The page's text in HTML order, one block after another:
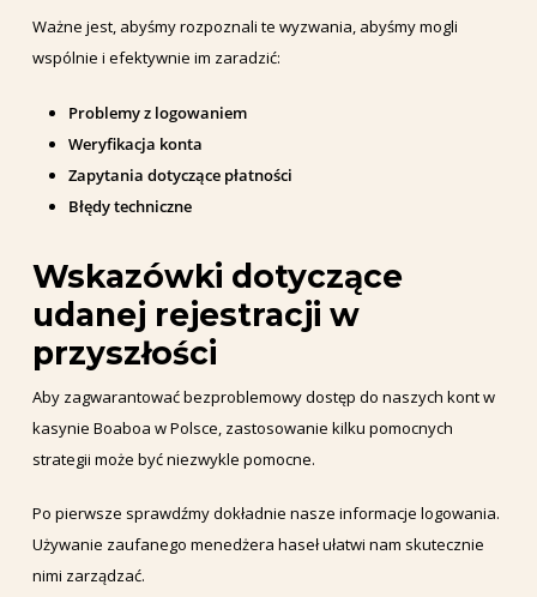
Ważne jest, abyśmy rozpoznali te wyzwania, abyśmy mogli
wspólnie i efektywnie im zaradzić:
Problemy z logowaniem
Weryfikacja konta
Zapytania dotyczące płatności
Błędy techniczne
Wskazówki dotyczące
udanej rejestracji w
przyszłości
Aby zagwarantować bezproblemowy dostęp do naszych kont w
kasynie Boaboa w Polsce, zastosowanie kilku pomocnych
strategii może być niezwykle pomocne.
Po pierwsze sprawdźmy dokładnie nasze informacje logowania.
Używanie zaufanego menedżera haseł ułatwi nam skutecznie
nimi zarządzać.